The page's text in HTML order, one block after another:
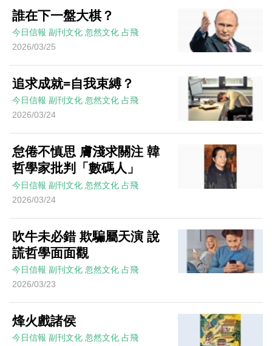
誰在下一盤大棋？
今日信報 副刊文化 忽然文化 占飛
2026/03/25
追求成就=自我束縛？
今日信報 副刊文化 忽然文化 占飛
2026/03/24
怠倦不慎思 膚淺求關注 韓
哲學家批判「數碼人」
今日信報 副刊文化 忽然文化 占飛
2026/03/24
吹牛未必錯 欺騙屬天演 說
謊哲學面面觀
今日信報 副刊文化 忽然文化 占飛
2026/03/23
烽火戲諸侯
今日信報 副刊文化 忽然文化 占飛